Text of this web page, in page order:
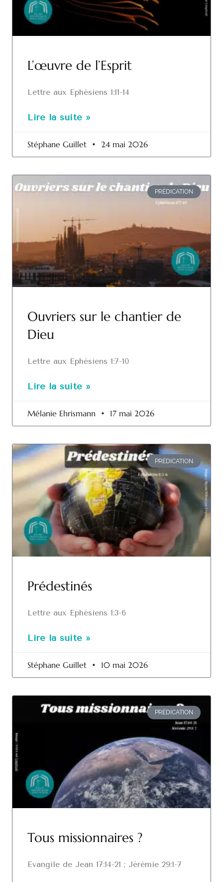
L’œuvre de l’Esprit
Lettre aux Ephésiens 1:11-14
Lire la suite »
Stéphane Guillet 24 mai 2026
PRÉDICATION
Ouvriers sur le chantier de
Dieu
Lettre aux Ephésiens 1:7-10
Lire la suite »
Mélanie Ehrismann 17 mai 2026
PRÉDICATION
Prédestinés
Lettre aux Ephésiens 1:3-6
Lire la suite »
Stéphane Guillet 10 mai 2026
PRÉDICATION
Tous missionnaires ?
Evangile de Jean 17:14-21 ; Jérémie 29:1-7